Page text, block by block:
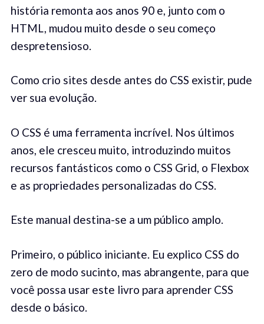
história remonta aos anos 90 e, junto com o
HTML, mudou muito desde o seu começo
despretensioso.
Como crio sites desde antes do CSS existir, pude
ver sua evolução.
O CSS é uma ferramenta incrível. Nos últimos
anos, ele cresceu muito, introduzindo muitos
recursos fantásticos como o CSS Grid, o Flexbox
e as propriedades personalizadas do CSS.
Este manual destina-se a um público amplo.
Primeiro, o público iniciante. Eu explico CSS do
zero de modo sucinto, mas abrangente, para que
você possa usar este livro para aprender CSS
desde o básico.